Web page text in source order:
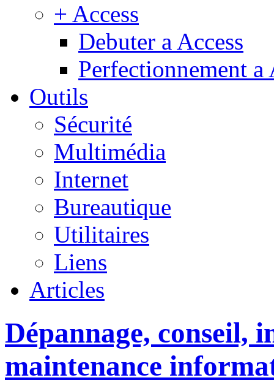
+ Access
Debuter a Access
Perfectionnement a
Outils
Sécurité
Multimédia
Internet
Bureautique
Utilitaires
Liens
Articles
Dépannage, conseil,
maintenance